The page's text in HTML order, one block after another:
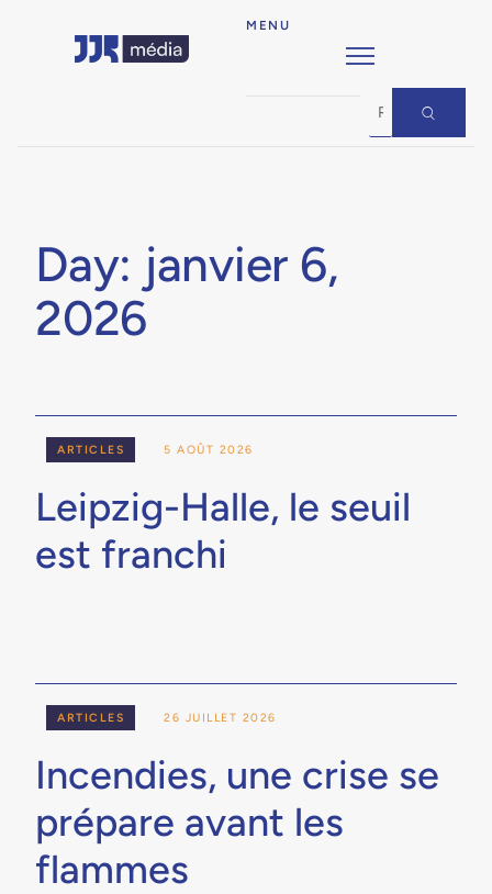
MENU
Day: janvier 6,
2026
Leipzig-Halle, le seuil
est franchi
5 AOÛT 2026
ARTICLES
Incendies, une crise se
prépare avant les
flammes
26 JUILLET 2026
ARTICLES